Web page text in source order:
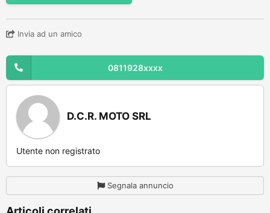
Invia ad un amico
0811928xxxx
D.C.R. MOTO SRL
Utente non registrato
Segnala annuncio